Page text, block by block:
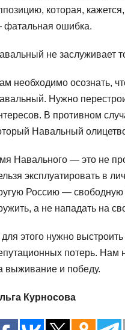
которая,
ошибка.
не заслуживает
необходимо осознать,
Нужно
В противном
Навальный
Навального — это не
эксплуатировать в
Россию — свободную
а не нападать на
этого нужно
потерь. Нам
выживание и победу.
Курносова